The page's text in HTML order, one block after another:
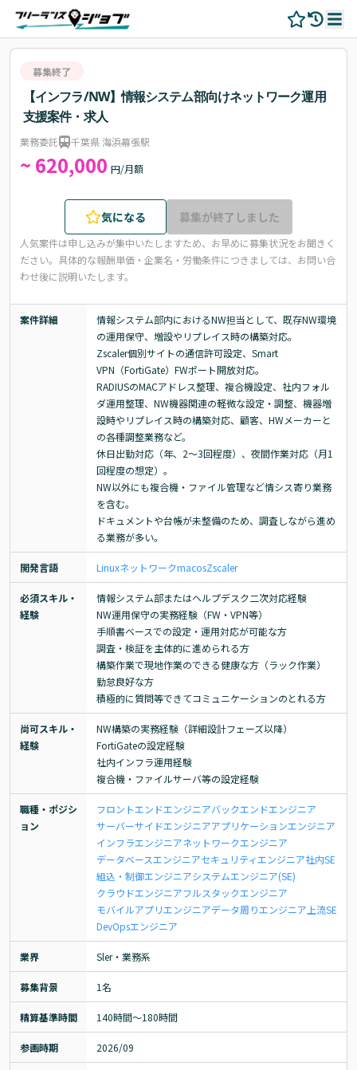
募集終了
【インフラ/NW】情報システム部向けネットワーク運用
支援案件・求人
業務委託 千葉県 海浜幕張駅
~ 620,000 円/月額
気になる 募集が終了しました
人気案件は申し込みが集中いたしますため、お早めに募集状況をお聞きく
ださい。 具体的な報酬単価・企業名・労働条件につきましては、お問い合
わせ後に説明いたします。
案件詳細
情報システム部内におけるNW担当として、既存NW環境
の運用保守、増設やリプレイス時の構築対応。
Zscaler個別サイトの通信許可設定、Smart
VPN（FortiGate）FWポート開放対応。
RADIUSのMACアドレス整理、複合機設定、社内フォル
ダ運用整理、NW機器関連の軽微な設定・調整、機器増
設時やリプレイス時の構築対応、顧客、HWメーカーと
の各種調整業務など。
休日出勤対応（年、2～3回程度）、夜間作業対応（月1
回程度の想定）。
NW以外にも複合機・ファイル管理など情シス寄り業務
を含む。
ドキュメントや台帳が未整備のため、調査しながら進め
る業務が多い。
開発言語 LinuxネットワークmacosZscaler
必須スキル・
経験
情報システム部またはヘルプデスク二次対応経験
NW運用保守の実務経験（FW・VPN等）
手順書ベースでの設定・運用対応が可能な方
調査・検証を主体的に進められる方
構築作業で現地作業のできる健康な方（ラック作業）
勤怠良好な方
積極的に質問等できてコミュニケーションのとれる方
尚可スキル・
経験
NW構築の実務経験（詳細設計フェーズ以降）
FortiGateの設定経験
社内インフラ運用経験
複合機・ファイルサーバ等の設定経験
職種・ポジシ
ョン
フロントエンドエンジニアバックエンドエンジニア
サーバーサイドエンジニアアプリケーションエンジニア
インフラエンジニアネットワークエンジニア
データベースエンジニアセキュリティエンジニア社内SE
組込・制御エンジニアシステムエンジニア(SE)
クラウドエンジニアフルスタックエンジニア
モバイルアプリエンジニアデータ周りエンジニア 上流SE
DevOpsエンジニア
業界 Sler・業務系
募集背景 1名
精算基準時間 140時間〜180時間
参画時期 2026/09